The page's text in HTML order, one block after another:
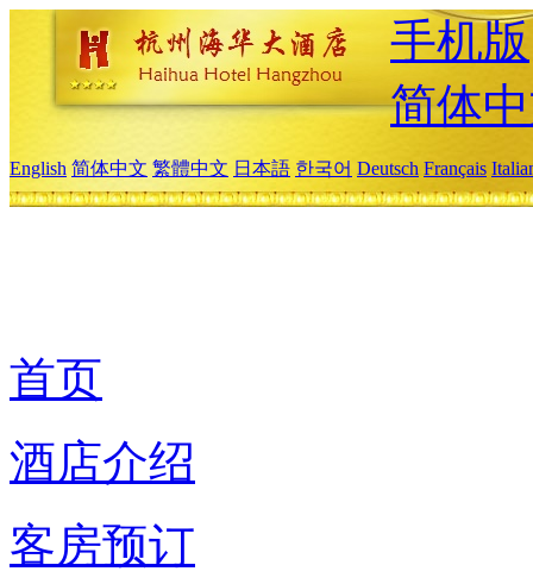
手机版
简体
English 简体中文 繁體中文 日本語 한국어 Deutsch Français
首页
酒店介绍
客房预订